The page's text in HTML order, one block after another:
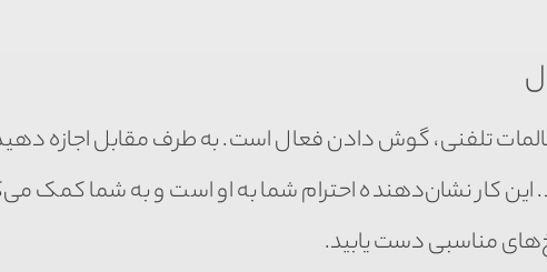
تلفنی، گوش دادن فعال است. به طرف مقابل اجازه
کار نشان‌دهنده احترام شما به او است و به شما کمک
مناسبی دست یابید.